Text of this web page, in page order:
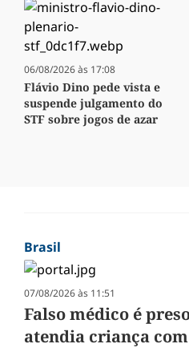
06/08/2026 às 17:08
Flávio Dino pede vista e
suspende julgamento do
STF sobre jogos de azar
Brasil
07/08/2026 às 11:51
Falso médico é
atendia criança